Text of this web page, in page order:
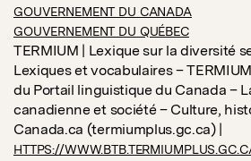
GOUVERNEMENT DU CANADA
GOUVERNEMENT DU QUÉBEC
TERMIUM | Lexique sur la diversité
Lexiques et vocabulaires –
du Portail linguistique du Canada –
canadienne et société – Culture,
Canada.ca (termiumplus.gc.ca) |
HTTPS://